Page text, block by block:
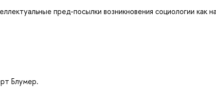
пред-посылки возникновения социологии как
Блумер.